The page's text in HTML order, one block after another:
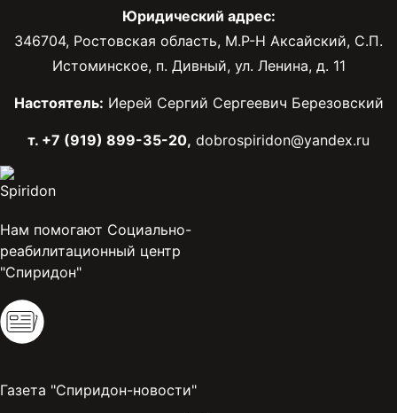
Юридический адрес:
346704, Ростовская область, М.Р-Н Аксайский, С.П.
Истоминское, п. Дивный, ул. Ленина, д. 11
Настоятель: Иерей Сергий Сергеевич Березовский
т. +7 (919) 899-35-20, dobrospiridon@yandex.ru
Нам помогают Социально-
реабилитационный центр
"Спиридон"
Газета "Спиридон-новости"